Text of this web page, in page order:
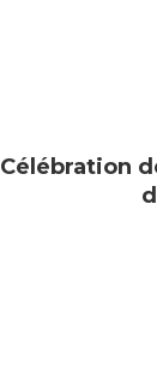
Célébration